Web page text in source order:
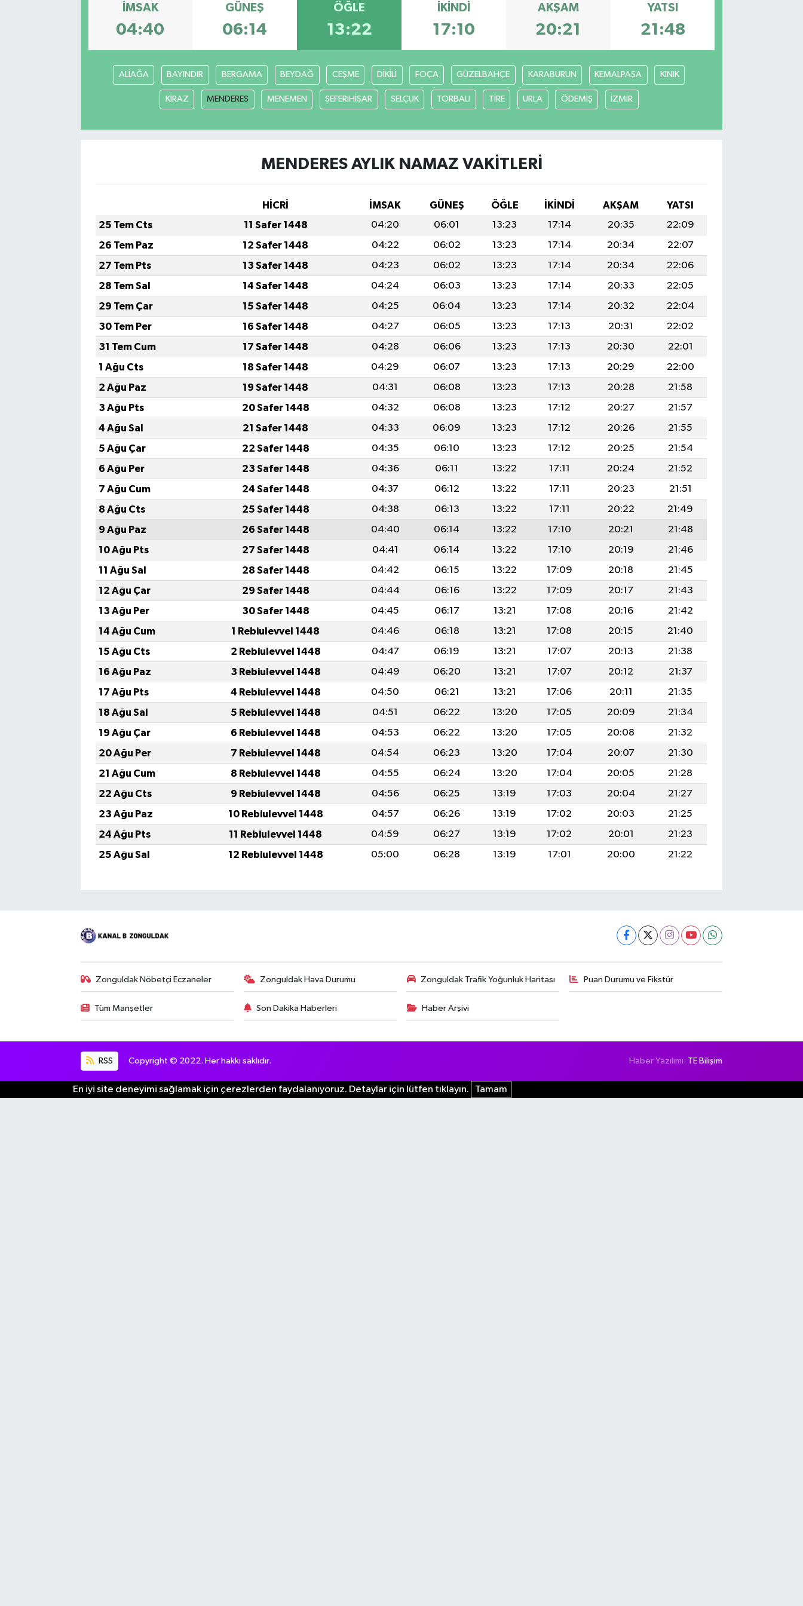
İMSAK
04:40
GÜNEŞ
06:14
ÖĞLE
13:22
İKINDI
17:10
AKŞAM
20:21
YATSI
21:48
ALİAĞA BAYINDIR BERGAMA BEYDAĞ CEŞME DİKİLİ FOÇA GÜZELBAHÇE KARABURUN KEMALPAŞA KINIK
KİRAZ MENDERES MENEMEN SEFERIHİSAR SELÇUK TORBALI TİRE URLA ÖDEMİŞ İZMİR
MENDERES AYLIK NAMAZ VAKITLERI
HİCRİ İMSAK GÜNEŞ ÖĞLE İKINDI AKŞAM
YATSI
25 Tem Cts
11 Safer 1448 04:20 06:01 13:23 17:14 20:35
22:09
26 Tem Paz
12 Safer 1448 04:22 06:02 13:23 17:14 20:34
22:07
27 Tem Pts
13 Safer 1448 04:23 06:02 13:23 17:14 20:34
22:06
28 Tem Sal
14 Safer 1448 04:24 06:03 13:23 17:14 20:33
22:05
29 Tem Çar
15 Safer 1448 04:25 06:04 13:23 17:14 20:32
22:04
30 Tem Per
16 Safer 1448 04:27 06:05 13:23 17:13 20:31
22:02
31 Tem Cum
17 Safer 1448 04:28 06:06 13:23 17:13 20:30
22:01
1 Ağu Cts
18 Safer 1448 04:29 06:07 13:23 17:13 20:29
22:00
2 Ağu Paz
19 Safer 1448 04:31 06:08 13:23 17:13 20:28
21:58
3 Ağu Pts
20 Safer 1448 04:32 06:08 13:23 17:12 20:27
21:57
4 Ağu Sal
21 Safer 1448 04:33 06:09 13:23 17:12 20:26
21:55
5 Ağu Çar
22 Safer 1448 04:35 06:10 13:23 17:12 20:25
21:54
6 Ağu Per
23 Safer 1448 04:36 06:11 13:22 17:11 20:24
21:52
7 Ağu Cum
24 Safer 1448 04:37 06:12 13:22 17:11 20:23
21:51
8 Ağu Cts
25 Safer 1448 04:38 06:13 13:22 17:11 20:22
21:49
9 Ağu Paz
26 Safer 1448 04:40 06:14 13:22 17:10 20:21
21:48
10 Ağu Pts
27 Safer 1448 04:41 06:14 13:22 17:10 20:19
21:46
11 Ağu Sal
28 Safer 1448 04:42 06:15 13:22 17:09 20:18
21:45
12 Ağu Çar
29 Safer 1448 04:44 06:16 13:22 17:09 20:17
21:43
13 Ağu Per
30 Safer 1448 04:45 06:17 13:21 17:08 20:16
21:42
14 Ağu Cum
1 Rebiulevvel 1448 04:46 06:18 13:21 17:08 20:15
21:40
15 Ağu Cts
2 Rebiulevvel 1448 04:47 06:19 13:21 17:07 20:13
21:38
16 Ağu Paz
3 Rebiulevvel 1448 04:49 06:20 13:21 17:07 20:12
21:37
17 Ağu Pts
4 Rebiulevvel 1448 04:50 06:21 13:21 17:06 20:11
21:35
18 Ağu Sal
5 Rebiulevvel 1448 04:51 06:22 13:20 17:05 20:09
21:34
19 Ağu Çar
6 Rebiulevvel 1448 04:53 06:22 13:20 17:05 20:08
21:32
20 Ağu Per
7 Rebiulevvel 1448 04:54 06:23 13:20 17:04 20:07
21:30
21 Ağu Cum
8 Rebiulevvel 1448 04:55 06:24 13:20 17:04 20:05
21:28
22 Ağu Cts
9 Rebiulevvel 1448 04:56 06:25 13:19 17:03 20:04
21:27
23 Ağu Paz
10 Rebiulevvel 1448 04:57 06:26 13:19 17:02 20:03
21:25
24 Ağu Pts
11 Rebiulevvel 1448 04:59 06:27 13:19 17:02 20:01
21:23
25 Ağu Sal
12 Rebiulevvel 1448 05:00 06:28 13:19 17:01 20:00 21:22
Zonguldak Nöbetçi Eczaneler Zonguldak Hava Durumu Zonguldak Trafik Yoğunluk Haritası Puan Durumu ve Fikstür
Tüm Manşetler Son Dakika Haberleri Haber Arşivi
RSS Copyright © 2022. Her hakkı saklıdır. Haber Yazılımı: TE Bilişim
En iyi site deneyimi sağlamak için çerezlerden faydalanıyoruz. Detaylar için lütfen tıklayın. Tamam